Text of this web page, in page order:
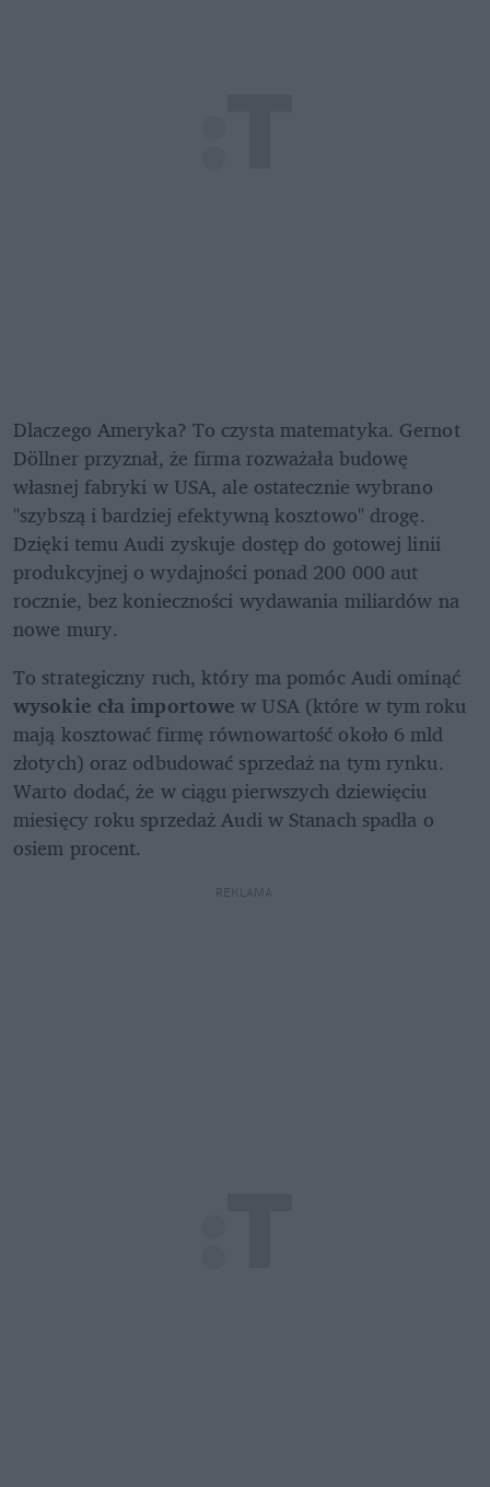
Dlaczego Ameryka? To czysta matematyka. Gernot
Döllner przyznał, że firma rozważała budowę
własnej fabryki w USA, ale ostatecznie wybrano
"szybszą i bardziej efektywną kosztowo" drogę.
Dzięki temu Audi zyskuje dostęp do gotowej linii
produkcyjnej o wydajności ponad 200 000 aut
rocznie, bez konieczności wydawania miliardów na
nowe mury.
To strategiczny ruch, który ma pomóc Audi ominąć
wysokie cła importowe w USA (które w tym roku
mają kosztować firmę równowartość około 6 mld
złotych) oraz odbudować sprzedaż na tym rynku.
Warto dodać, że w ciągu pierwszych dziewięciu
miesięcy roku sprzedaż Audi w Stanach spadła o
osiem procent.
REKLAMA